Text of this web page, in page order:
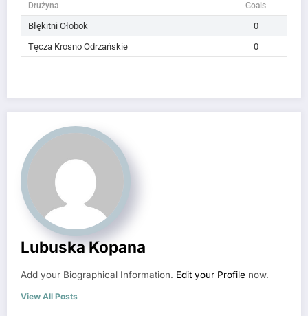
Drużyna Goals
Błękitni Ołobok
0
Tęcza Krosno Odrzańskie
0
Lubuska Kopana
Add your Biographical Information. Edit your Profile now.
View All Posts